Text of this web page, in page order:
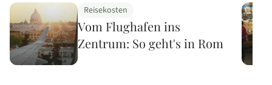
Reisekosten
Vom Flughafen ins
Zentrum: So geht's in Rom